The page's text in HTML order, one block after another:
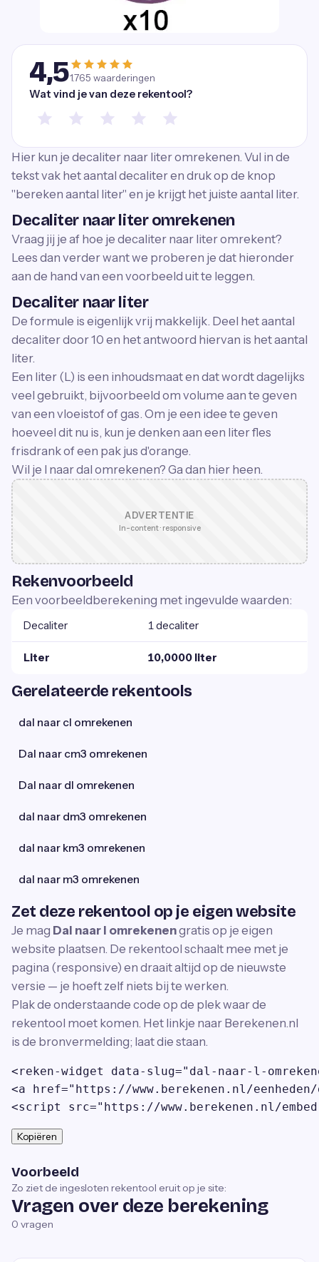
4,51.765 waarderingen
Wat vind je van deze rekentool?
Hier kun je decaliter naar liter omrekenen. Vul in de
tekst vak het aantal decaliter en druk op de knop
"bereken aantal liter" en je krijgt het juiste aantal liter.
Decaliter naar liter omrekenen
Vraag jij je af hoe je decaliter naar liter omrekent?
Lees dan verder want we proberen je dat hieronder
aan de hand van een voorbeeld uit te leggen.
Decaliter naar liter
De formule is eigenlijk vrij makkelijk. Deel het aantal
decaliter door 10 en het antwoord hiervan is het aantal
liter.
Een liter (L) is een inhoudsmaat en dat wordt dagelijks
veel gebruikt, bijvoorbeeld om volume aan te geven
van een vloeistof of gas. Om je een idee te geven
hoeveel dit nu is, kun je denken aan een liter fles
frisdrank of een pak jus d'orange.
Wil je l naar dal omrekenen? Ga dan hier heen.
ADVERTENTIE
In-content · responsive
Rekenvoorbeeld
Een voorbeeldberekening met ingevulde waarden:
Decaliter 1 decaliter
Liter 10,0000 liter
Gerelateerde rekentools
dal naar cl omrekenen
Dal naar cm3 omrekenen
Dal naar dl omrekenen
dal naar dm3 omrekenen
dal naar km3 omrekenen
dal naar m3 omrekenen
Zet deze rekentool op je eigen website
Je mag Dal naar l omrekenengratis op je eigen
website plaatsen. De rekentool schaalt mee met je
pagina (responsive) en draait altijd op de nieuwste
versie — je hoeft zelf niets bij te werken.
Plak de onderstaande code op de plek waar de
rekentool moet komen. Het linkje naar Berekenen.nl
is de bronvermelding; laat die staan.
<reken-widget data-slug="dal-naar-l-
<a href="https://www.berekenen.nl/
<script src="https://www.berekenen.nl/
Kopiëren
Voorbeeld
Zo ziet de ingesloten rekentool eruit op je site:
Vragen over deze berekening
0 vragen